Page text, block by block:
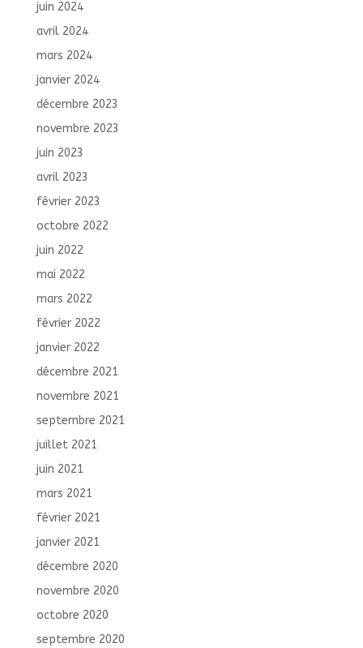
juin 2024
avril 2024
mars 2024
janvier 2024
décembre 2023
novembre 2023
juin 2023
avril 2023
février 2023
octobre 2022
juin 2022
mai 2022
mars 2022
février 2022
janvier 2022
décembre 2021
novembre 2021
septembre 2021
juillet 2021
juin 2021
mars 2021
février 2021
janvier 2021
décembre 2020
novembre 2020
octobre 2020
septembre 2020